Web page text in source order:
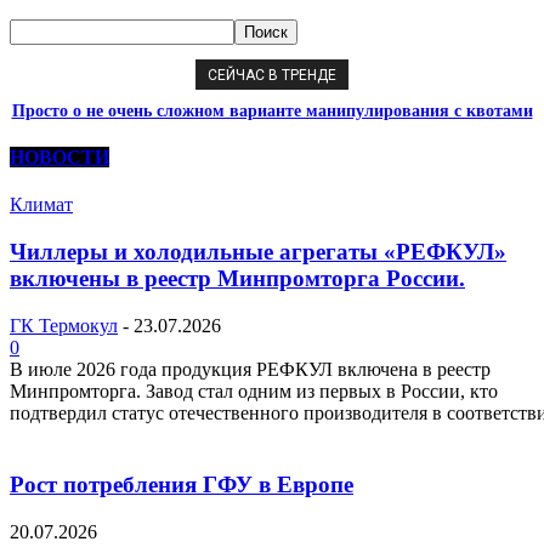
СЕЙЧАС В ТРЕНДЕ
Просто о не очень сложном варианте манипулирования с квотами
НОВОСТИ
Климат
Чиллеры и холодильные агрегаты «РЕФКУЛ»
включены в реестр Минпромторга России.
ГК Термокул - 23.07.2026
0
В июле 2026 года продукция РЕФКУЛ включена в реестр
Минпромторга. Завод стал одним из первых в России, кто
подтвердил статус отечественного производителя в
Рост потребления ГФУ в Европе
20.07.2026